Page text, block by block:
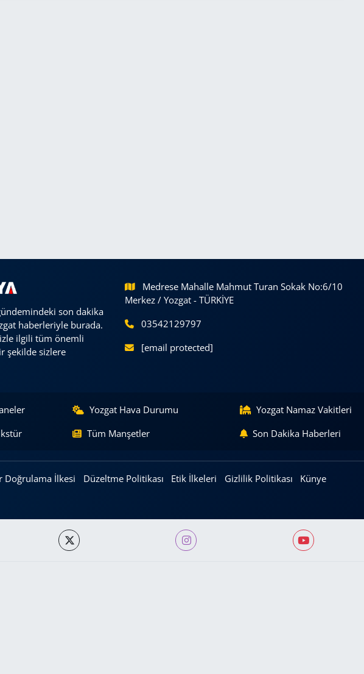
son dakika
haberleriyle burada.
ilgili tüm önemli
şekilde sizlere
Medrese Mahalle Mahmut Turan Sokak No:6/10
Merkez / Yozgat - TÜRKİYE
03542129797
[email protected]
Yozgat Hava Durumu Yozgat Namaz Vakitleri
Tüm Manşetler Son Dakika Haberleri
Doğrulama İlkesi Düzeltme Politikası Etik İlkeleri Gizlilik Politikası
Künye